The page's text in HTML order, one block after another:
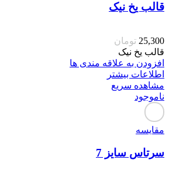
قالب یخ نیک
25,300 تومان
قالب یخ نیک
افزودن به علاقه مندی ها
اطلاعات بیشتر
مشاهده سریع
ناموجود
مقایسه
سرتاس سایز 7